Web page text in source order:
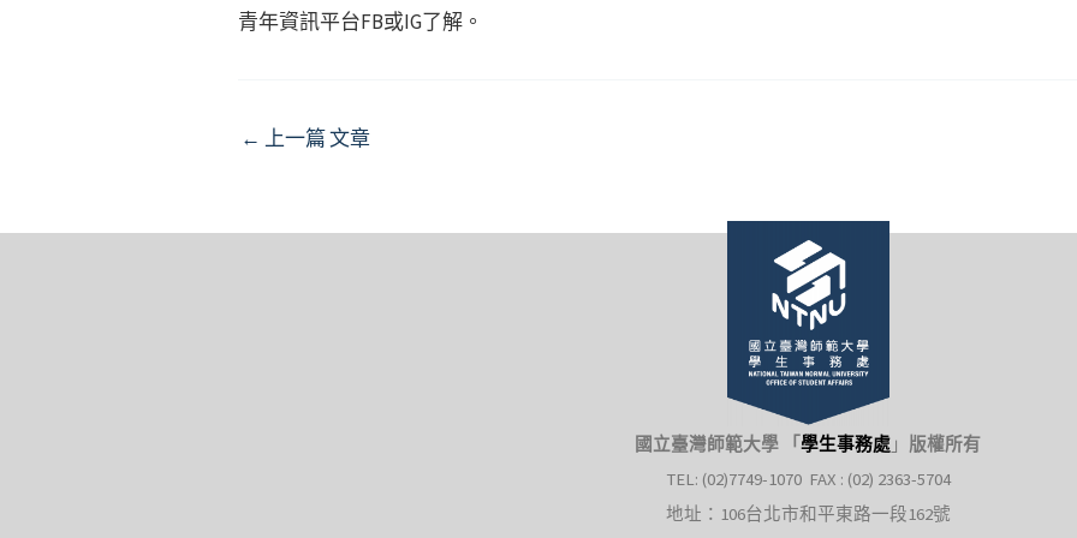
青年資訊平台FB或IG了解。
Post
← 上一篇 文章
國立臺灣師範大學 「 學生事務處 」 版權所有
TEL: (02)7749-1070 FAX : (02) 2363-5704
地址：106台北市和平東路一段162號